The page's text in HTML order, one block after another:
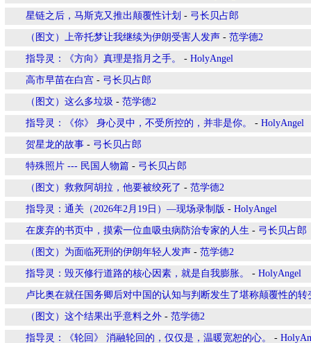
星链之后，马斯克又推出颠覆性计划 - 弓长贝占郎
（图文）上帝托梦让我继续为伊朗受害人发声 - 范学德2
指导灵：《方向》真理是指月之手。 - HolyAngel
高市早苗在白宫 - 弓长贝占郎
（图文）这么多垃圾 - 范学德2
指导灵：《你》 身心灵中，不受所控的，并非是你。 - HolyAngel
贺星龙的故事 - 弓长贝占郎
特殊照片 --- 民国人物篇 - 弓长贝占郎
（图文）救救阿胡拉，他要被绞死了 - 范学德2
指导灵：通关（2026年2月19日）—现场录制版 - HolyAngel
在废弃的书页中，摸索一位血吸虫病防治专家的人生 - 弓长贝占郎
（图文）为面临死刑的伊朗年轻人发声 - 范学德2
指导灵：毁灭修行道路的核心因素，就是自我膨胀。 - HolyAngel
卢比奥在就任国务卿后对中国的认知与判断发生了堪称颠覆性的转
（图文）这个结果出乎意料之外 - 范学德2
指导灵：《轮回》 消融轮回的，仅仅是，温暖宽恕的心。 -